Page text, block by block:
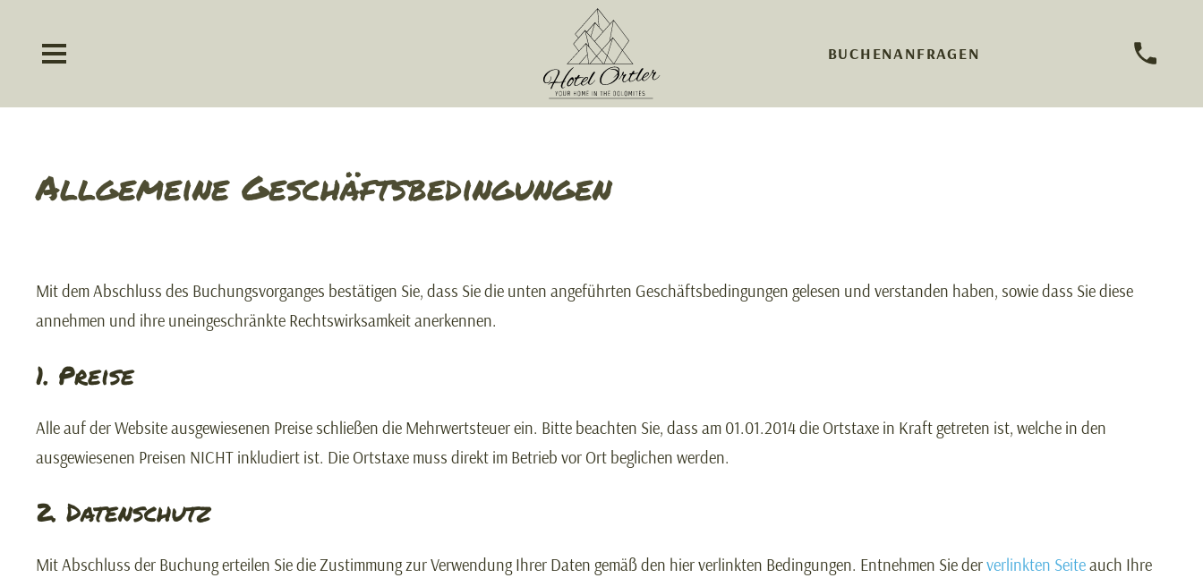
BUCHENANFRAGEN
Allgemeine Geschäftsbedingungen
Mit dem Abschluss des Buchungsvorganges bestätigen Sie, dass Sie die unten angeführten Geschäftsbedingungen gelesen und verstanden haben, sowie dass Sie diese
annehmen und ihre uneingeschränkte Rechtswirksamkeit anerkennen.
1. Preise
Alle auf der Website ausgewiesenen Preise schließen die Mehrwertsteuer ein. Bitte beachten Sie, dass am 01.01.2014 die Ortstaxe in Kraft getreten ist, welche in den
ausgewiesenen Preisen NICHT inkludiert ist. Die Ortstaxe muss direkt im Betrieb vor Ort beglichen werden.
2. Datenschutz
Mit Abschluss der Buchung erteilen Sie die Zustimmung zur Verwendung Ihrer Daten gemäß den hier verlinkten Bedingungen. Entnehmen Sie derverlinkten Seiteauch Ihre